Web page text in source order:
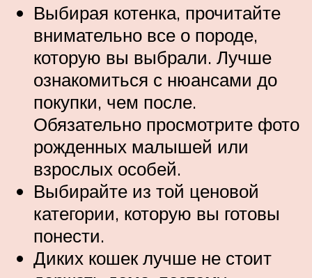
Выбирая котенка, прочитайте
внимательно все о породе,
которую вы выбрали. Лучше
ознакомиться с нюансами до
покупки, чем после.
Обязательно просмотрите фото
рожденных малышей или
взрослых особей.
Выбирайте из той ценовой
категории, которую вы готовы
понести.
Диких кошек лучше не стоит